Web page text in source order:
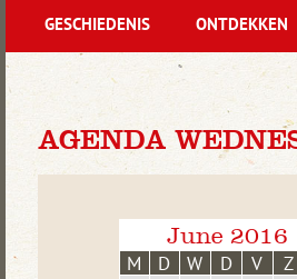
AGENDA
June 2016
M D W D V Z
GESCHIEDENIS ONTDEKKEN